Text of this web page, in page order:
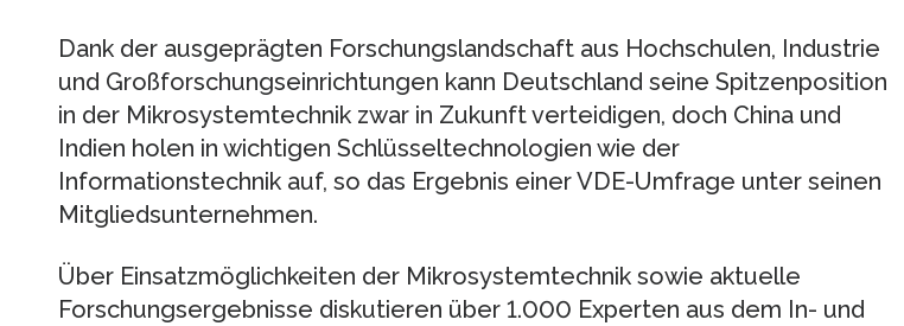
Dank der ausgeprägten Forschungslandschaft aus Hochschulen, Industrie
und Großforschungseinrichtungen kann Deutschland seine Spitzenposition
in der Mikrosystemtechnik zwar in Zukunft verteidigen, doch China und
Indien holen in wichtigen Schlüsseltechnologien wie der
Informationstechnik auf, so das Ergebnis einer VDE-Umfrage unter seinen
Mitgliedsunternehmen.
Über Einsatzmöglichkeiten der Mikrosystemtechnik sowie aktuelle
Forschungsergebnisse diskutieren über 1.000 Experten aus dem In- und